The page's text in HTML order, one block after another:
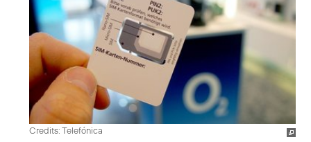
Credits: Telefónica